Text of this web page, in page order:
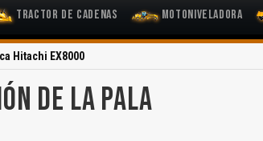
Tractor de Cadenas Motoniveladora
Hitachi EX8000
DE LA PALA